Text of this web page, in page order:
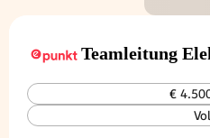
Teamleitung
€